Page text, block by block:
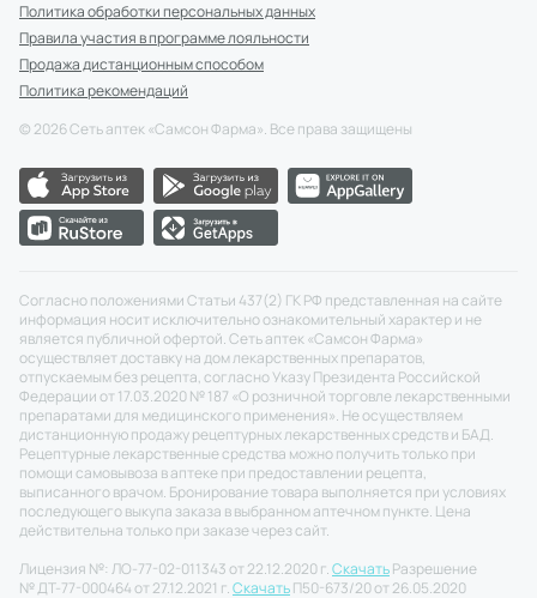
Политика обработки персональных данных
Правила участия в программе лояльности
Продажа дистанционным способом
Политика рекомендаций
© 2026Сеть аптек «Самсон Фарма». Все права защищены
Согласно положениями Статьи 437(2) ГК РФ представленная на сайте
информация носит исключительно ознакомительный характер и не
является публичной офертой. Сеть аптек «Самсон Фарма»
осуществляет доставку на дом лекарственных препаратов,
отпускаемым без рецепта, согласно Указу Президента Российской
Федерации от 17.03.2020 № 187 «О розничной торговле лекарственными
препаратами для медицинского применения». Не осуществляем
дистанционную продажу рецептурных лекарственных средств и БАД.
Рецептурные лекарственные средства можно получить только при
помощи самовывоза в аптеке при предоставлении рецепта,
выписанного врачом. Бронирование товара выполняется при условиях
последующего выкупа заказа в выбранном аптечном пункте. Цена
действительна только при заказе через сайт.
Лицензия №: ЛО-77-02-011343 от 22.12.2020 г.СкачатьРазрешение
№ ДТ-77-000464 от 27.12.2021 г.СкачатьП50-673/20 от 26.05.2020